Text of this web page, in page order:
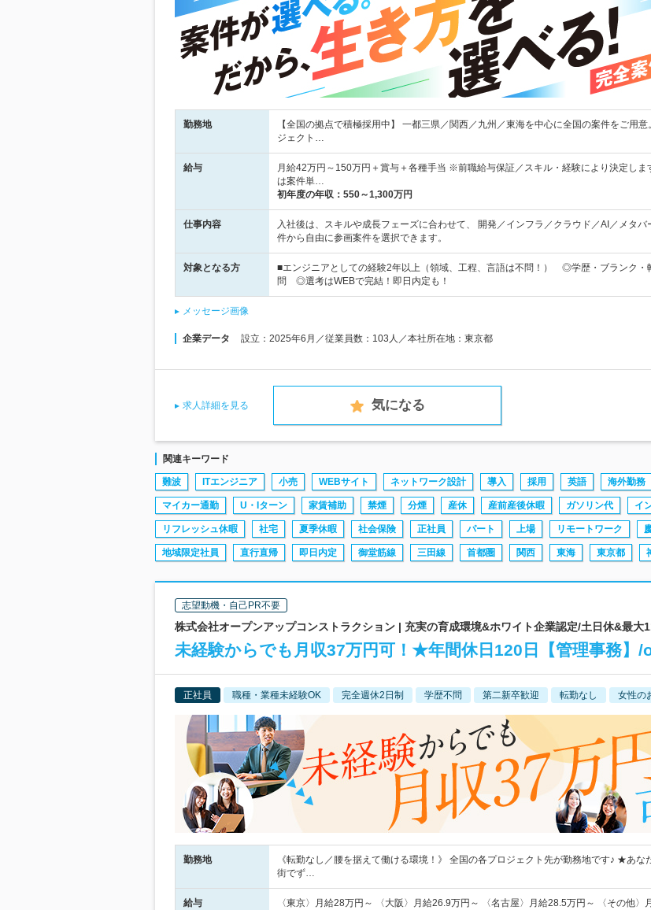
勤務地
【全国の拠点で積極採用中】 一都三県／関西／九州／東海を中心に全国の案件をご用
ジェクト…
給与
月給42万円～150万円＋賞与＋各種手当 ※前職給与保証／スキル・経験により決定し
は案件単…
初年度の年収： 550～1,300万円
仕事内容
入社後は、スキルや成長フェーズに合わせて、 開発／インフラ／クラウド／AI／メタバ
件から自由に参画案件を選択できます。
対象となる方
■エンジニアとしての経験2年以上（領域、工程、言語は不問！） ◎学歴・ブランク・
問 ◎選考はWEBで完結！即日内定も！
メッセージ画像
企業データ 設立：2025年6月／従業員数：103人／本社所在地：東京都
求人詳細を見る 気になる
関連キーワード
難波 ITエンジニア 小売 WEBサイト ネットワーク設計 導入 採用 英語 海外勤務
マイカー通勤 U・Iターン 家賃補助 禁煙 分煙 産休 産前産後休暇 ガソリン代 イ
リフレッシュ休暇 社宅 夏季休暇 社会保険 正社員 パート 上場 リモートワーク
地域限定社員 直行直帰 即日内定 御堂筋線 三田線 首都圏 関西 東海 東京都
志望動機・自己PR不要
株式会社オープンアップコンストラクション | 充実の育成環境&ホワイト企業認定/土日休&最大
未経験からでも月収37万円可！★年間休日120日【管理事務】/
正社員 職種・業種未経験OK 完全週休2日制 学歴不問 第二新卒歓迎 転勤なし 女性の
勤務地
《転勤なし／腰を据えて働ける環境！》 全国の各プロジェクト先が勤務地です♪ ★あな
街でず…
給与
〈東京〉月給28万円～ 〈大阪〉月給26.9万円～ 〈名古屋〉月給28.5万円～ 〈その他〉